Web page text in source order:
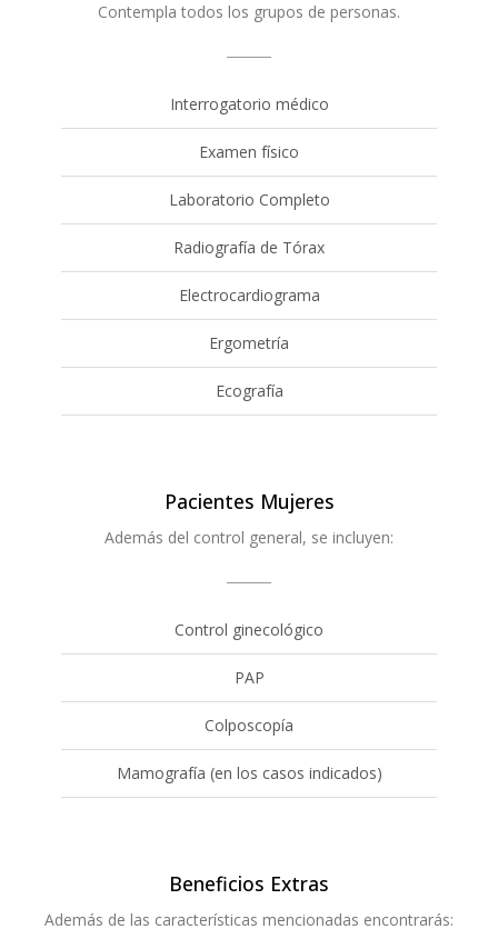
Contempla todos los grupos de personas.
Interrogatorio médico
Examen físico
Laboratorio Completo
Radiografía de Tórax
Electrocardiograma
Ergometría
Ecografía
Pacientes Mujeres
Además del control general, se incluyen:
Control ginecológico
PAP
Colposcopía
Mamografía (en los casos indicados)
Beneficios Extras
Además de las características mencionadas encontrarás: